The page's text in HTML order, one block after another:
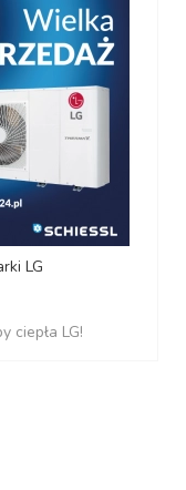
LG
ciepła LG!